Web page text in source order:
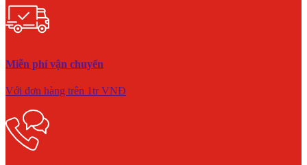
Miễn phí vận chuyển
Với đơn hàng trên 1tr VNĐ